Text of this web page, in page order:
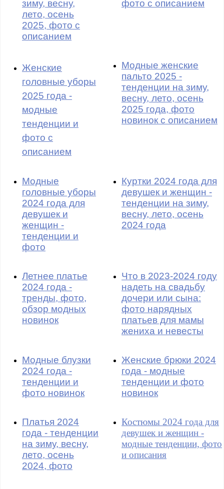
зиму, весну,
лето, осень
2025, фото с
описанием
фото с описанием
Женские
головные уборы
2025 года -
модные
тенденции и
фото с
описанием
Модные женские
пальто 2025 -
тенденции на зиму,
весну, лето, осень
2025 года, фото
новинок с описанием
Модные
головные уборы
2024 года для
девушек и
женщин -
тенденции и
фото
Куртки 2024 года для
девушек и женщин -
тенденции на зиму,
весну, лето, осень
2024 года
Летнее платье
2024 года -
тренды, фото,
обзор модных
новинок
Что в 2023-2024 году
надеть на свадьбу
дочери или сына:
фото нарядных
платьев для мамы
жениха и невесты
Модные блузки
2024 года -
тенденции и
фото новинок
Женские брюки 2024
года - модные
тенденции и фото
новинок
Платья 2024
года - тенденции
на зиму, весну,
лето, осень
2024, фото
Костюмы 2024 года для
девушек и женщин -
модные тенденции, фото
и описания